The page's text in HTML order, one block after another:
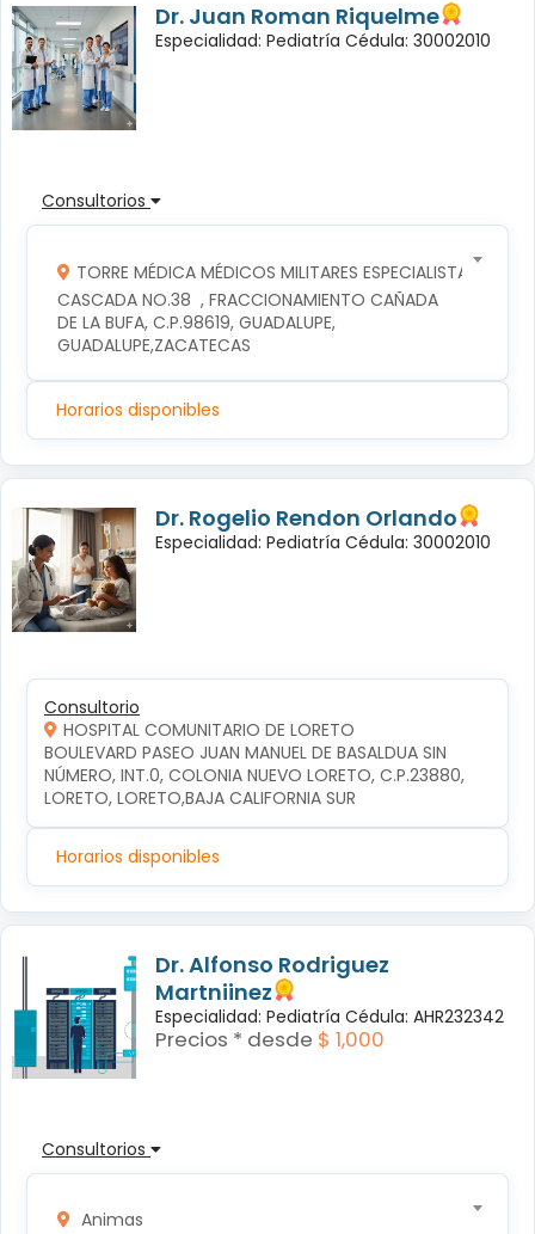
Dr. Juan Roman Riquelme
Especialidad: Pediatría Cédula: 30002010
Consultorios
TORRE MÉDICA MÉDICOS MILITARES ESPECIALISTAS
CASCADA NO.38  , FRACCIONAMIENTO CAÑADA
DE LA BUFA, C.P.98619, GUADALUPE,
GUADALUPE,ZACATECAS
Horarios disponibles
Dr. Rogelio Rendon Orlando
Especialidad: Pediatría Cédula: 30002010
Consultorio
HOSPITAL COMUNITARIO DE LORETO
BOULEVARD PASEO JUAN MANUEL DE BASALDUA SIN
NÚMERO, INT.0, COLONIA NUEVO LORETO, C.P.23880,
LORETO, LORETO,BAJA CALIFORNIA SUR
Horarios disponibles
Dr. Alfonso Rodriguez
Martniinez
Especialidad: Pediatría Cédula: AHR232342
Precios * desde $ 1,000
Consultorios
Animas